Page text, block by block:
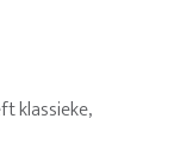
klassieke,